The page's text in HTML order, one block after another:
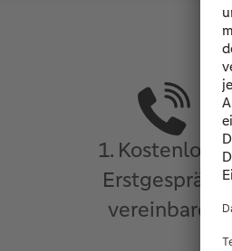
1. Kostenloses
Erstgespräch
vereinbaren